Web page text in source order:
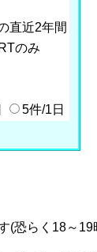
直近2年間
RTのみ
5件/1日
恐らく18～